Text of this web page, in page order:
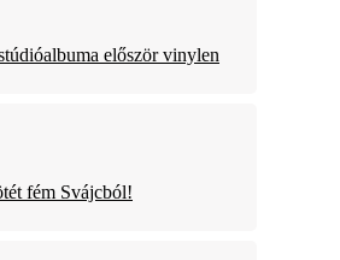
először vinylen
fém Svájcból!